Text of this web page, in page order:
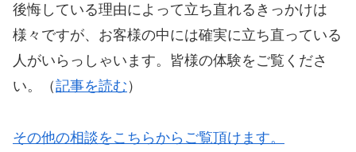
後悔している理由によって立ち直れるきっかけは
様々ですが、お客様の中には確実に立ち直っている
人がいらっしゃいます。皆様の体験をご覧くださ
い。（記事を読む ）
その他の相談をこちらからご覧頂けます。